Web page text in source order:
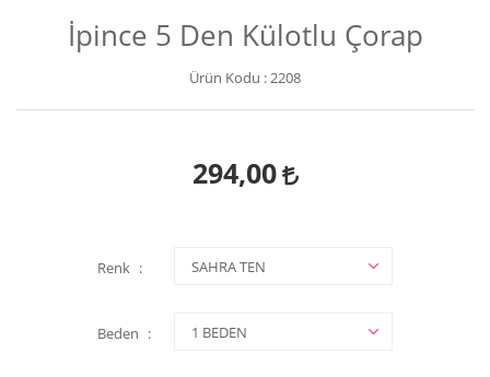
İpince 5 Den Külotlu Çorap
Ürün Kodu :2208
294,00
Renk
Beden